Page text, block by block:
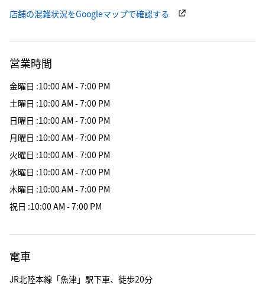
店舗の混雑状況をGoogleマップで確認する
営業時間
金曜日 :10:00 AM - 7:00 PM
土曜日 :10:00 AM - 7:00 PM
日曜日 :10:00 AM - 7:00 PM
月曜日 :10:00 AM - 7:00 PM
火曜日 :10:00 AM - 7:00 PM
水曜日 :10:00 AM - 7:00 PM
木曜日 :10:00 AM - 7:00 PM
祝日 :10:00 AM - 7:00 PM
電車
JR北陸本線「魚津」駅下車、徒歩20分